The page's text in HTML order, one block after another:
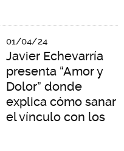
01/04/24
Javier Echevarría
presenta “Amor y
Dolor” donde
explica cómo sanar
el vínculo con los